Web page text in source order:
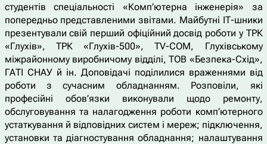
студентів спеціальності «Комп’ютерна інженерія» за
попередньо представленими звітами. Майбутні ІТ-шники
презентували свій перший офіційний досвід роботи у ТРК
«Глухів», ТРК «Глухів-500», TV-COM, Глухівському
міжрайонному виробничому відділі, ТОВ «Безпека-Схід»,
ГАТІ СНАУ й ін. Доповідачі поділилися враженнями від
роботи з сучасним обладнанням. Розповіли, які
професійні обов’язки виконували щодо ремонту,
обслуговування та налагодження роботи комп’ютерного
устаткування й відповідних систем і мереж; підключення,
установки та діагностування обладнання; налаштування